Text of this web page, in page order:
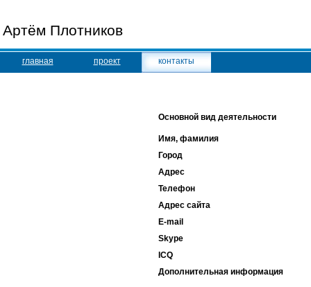
Артём Плотников
главная проект контакты
Основной вид деятельности
Имя, фамилия
Город
Адрес
Телефон
Адрес сайта
E-mail
Skype
ICQ
Дополнительная информация